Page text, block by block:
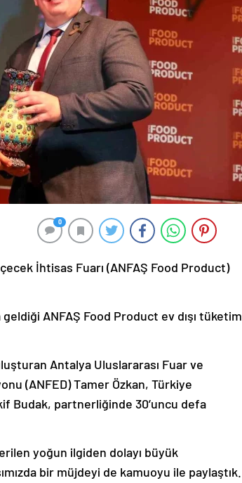
0
İhtisas Fuarı (ANFAŞ Food Product)
ANFAŞ Food Product ev dışı tüketim
Antalya Uluslararası Fuar ve
(ANFED) Tamer Özkan, Türkiye
Budak, partnerliğinde 30’uncu defa
yoğun ilgiden dolayı büyük
bir müjdeyi de kamuoyu ile paylaştık.